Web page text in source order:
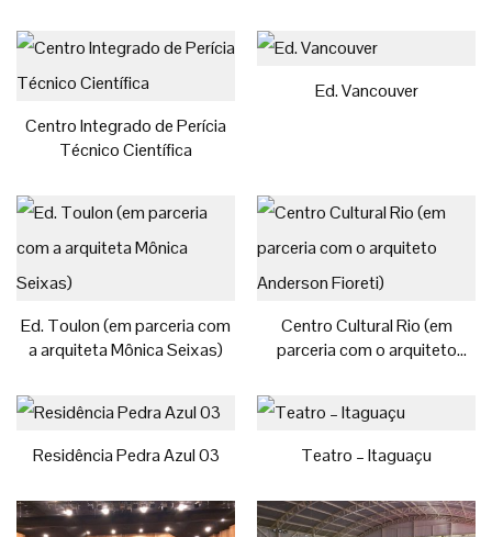
Centro Integrado de Perícia
Técnico Científica
Ed. Vancouver
Ed. Toulon (em parceria com
a arquiteta Mônica Seixas)
Centro Cultural Rio (em
parceria com o arquiteto
Residência Pedra Azul 03 Teatro – Itaguaçu